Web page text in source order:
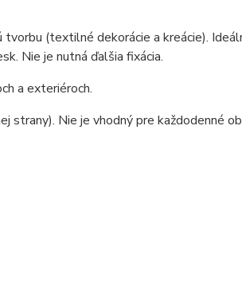
(textilné dekorácie a kreácie).
Nie je nutná ďalšia fixácia.
a exteriéroch.
strany). Nie je vhodný pre každodenné